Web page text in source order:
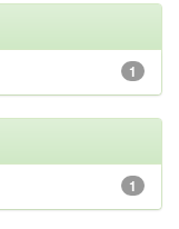
1
1